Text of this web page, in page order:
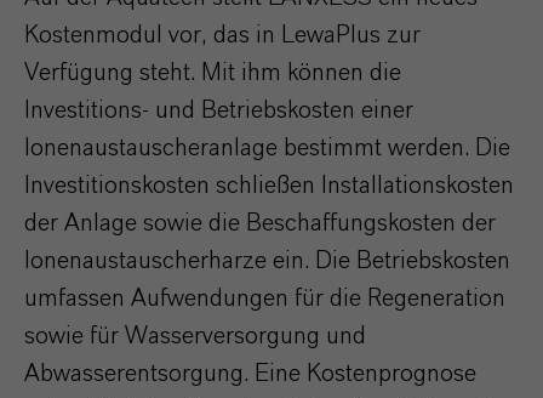
Kostenmodul vor, das in LewaPlus zur
Verfügung steht. Mit ihm können die
Investitions- und Betriebskosten einer
Ionenaustauscheranlage bestimmt werden. Die
Investitionskosten schließen Installationskosten
der Anlage sowie die Beschaffungskosten der
Ionenaustauscherharze ein. Die Betriebskosten
umfassen Aufwendungen für die Regeneration
sowie für Wasserversorgung und
Abwasserentsorgung. Eine Kostenprognose